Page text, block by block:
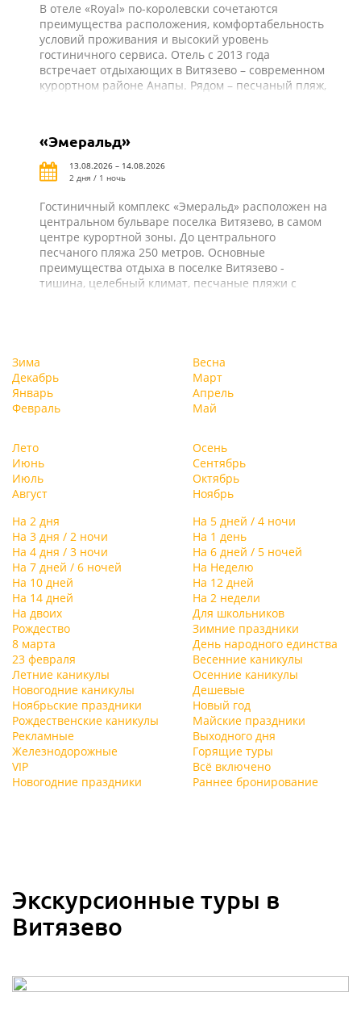
В отеле «Royal» по-королевски сочетаются
преимущества расположения, комфортабельность
условий проживания и высокий уровень
гостиничного сервиса. Отель с 2013 года
встречает отдыхающих в Витязево – современном
курортном районе Анапы. Рядом – песчаный пляж,
«Эмеральд»
13.08.2026 – 14.08.2026
2 дня / 1 ночь
Гостиничный комплекс «Эмеральд» расположен на
центральном бульваре поселка Витязево, в самом
центре курортной зоны. До центрального
песчаного пляжа 250 метров. Основные
преимущества отдыха в поселке Витязево -
тишина, целебный климат, песчаные пляжи с
Зима
Декабрь
Январь
Февраль
Весна
Март
Апрель
Май
Лето
Июнь
Июль
Август
Осень
Сентябрь
Октябрь
Ноябрь
На 2 дня
На 5 дней / 4 ночи
На 3 дня / 2 ночи
На 1 день
На 4 дня / 3 ночи
На 6 дней / 5 ночей
На 7 дней / 6 ночей
На Неделю
На 10 дней
На 12 дней
На 14 дней
На 2 недели
На двоих
Для школьников
Рождество
Зимние праздники
8 марта
День народного единства
23 февраля
Весенние каникулы
Летние каникулы
Осенние каникулы
Новогодние каникулы
Дешевые
Ноябрьские праздники
Новый год
Рождественские каникулы
Майские праздники
Рекламные
Выходного дня
Железнодорожные
Горящие туры
VIP
Всё включено
Новогодние праздники
Раннее бронирование
Экскурсионные туры в
Витязево